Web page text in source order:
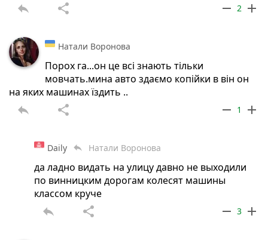
reply share remove 2 add
Натали Воронова
Порох га...он це всі знають тільки
мовчать.мина авто здаємо копійки в він он
на яких машинах їздить ..
reply share remove 1 add
Daily reply Натали Воронова
да ладно видать на улицу давно не выходили
по винницким дорогам колесят машины
классом круче
reply share remove 3 add